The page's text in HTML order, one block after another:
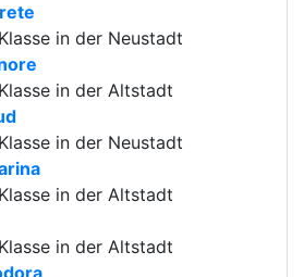
in der Neustadt
in der Altstadt
in der Neustadt
in der Altstadt
in der Altstadt